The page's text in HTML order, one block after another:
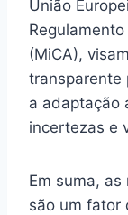
União
(MiCA),
transparente
a adaptação
incertezas e
Em suma,
são um fator